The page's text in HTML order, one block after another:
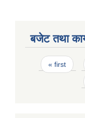
बजेट तथा
Pages
« first